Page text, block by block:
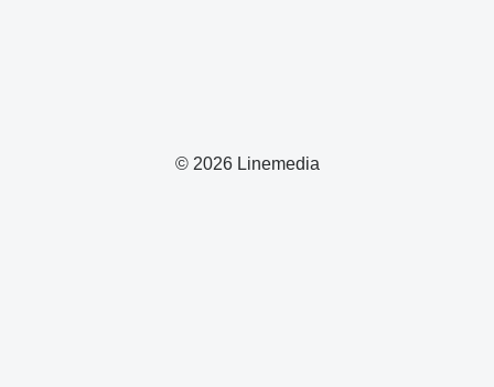
© 2026 Linemedia